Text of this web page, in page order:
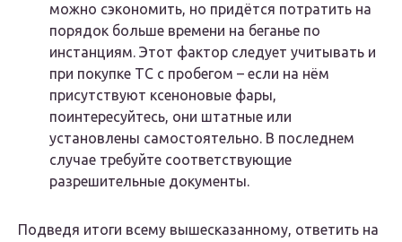
можно сэкономить, но придётся потратить на
порядок больше времени на беганье по
инстанциям. Этот фактор следует учитывать и
при покупке ТС с пробегом – если на нём
присутствуют ксеноновые фары,
поинтересуйтесь, они штатные или
установлены самостоятельно. В последнем
случае требуйте соответствующие
разрешительные документы.
Подведя итоги всему вышесказанному, ответить на